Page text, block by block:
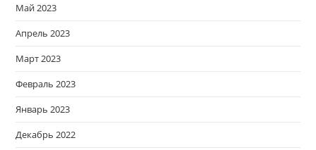
Май 2023
Апрель 2023
Март 2023
Февраль 2023
Январь 2023
Декабрь 2022